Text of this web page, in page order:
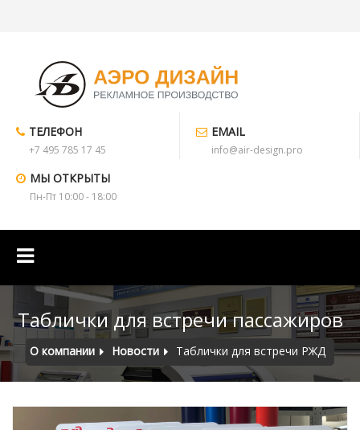
ТЕЛЕФОН
+7 495 785 17 45
EMAIL
info@air-design.pro
МЫ ОТКРЫТЫ
Пн-Пт 10:00 - 18:00
Таблички для встречи пассажиров
О компании Новости Таблички для встречи РЖД